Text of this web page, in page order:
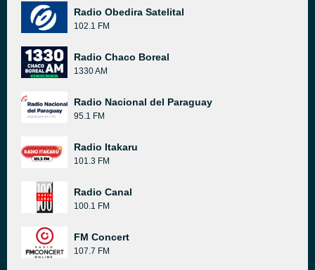
Radio Obedira Satelital
102.1 FM
Radio Chaco Boreal
1330 AM
Radio Nacional del Paraguay
95.1 FM
Radio Itakaru
101.3 FM
Radio Canal
100.1 FM
FM Concert
107.7 FM